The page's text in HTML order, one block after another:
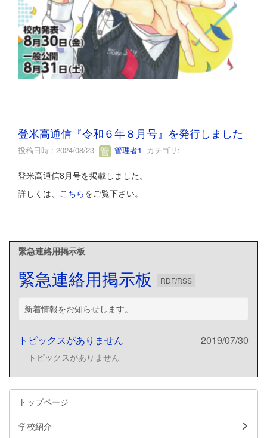
登米高通信『令和６年８月号』を発行しました
投稿日時 : 2024/08/23 管理者1 カテゴリ:
登米高通信8月号を掲載しました。
詳しくは、 こちらをご覧下さい。
緊急連絡用掲示板
緊急連絡用掲示板 RDF/RSS
新着情報をお知らせします。
トピックスがありません 2019/07/30
トピックスがありません
トップページ
学校紹介